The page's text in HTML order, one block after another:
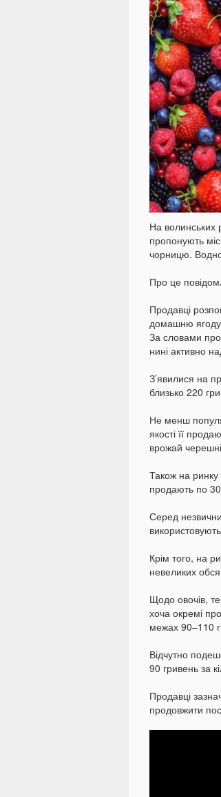
На волинських
пропонують
чорницю.
Про це
Продавці
домашню ягоду
За словами
нині активно
З’явилися на
близько 220
Не менш
якості її
врожай
Також на
продають по
Серед
Крім того, на
невеликих
Щодо овочів,
хоча окремі
межах 90–110
Відчутно
90 гривень за
Продавці
продовжити